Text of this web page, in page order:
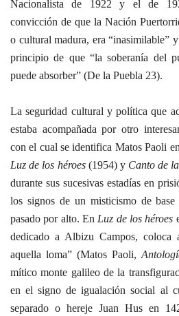
Nacionalista de 1922 y el de
convicción de que la Nación
o cultural madura, era “inasimilable”
principio de que “la soberanía del
puede absorber” (De la Puebla 23).
La seguridad cultural y política que
estaba acompañada por otro
con el cual se identifica Matos Paoli
Luz de los héroes(1954) y Canto de
durante sus sucesivas estadías en
los signos de un misticismo de
pasado por alto. En Luz de los héroes
dedicado a Albizu Campos, coloca
aquella loma” (Matos Paoli,
mítico monte galileo de la
en el signo de igualación social al
separado o hereje Juan Hus en